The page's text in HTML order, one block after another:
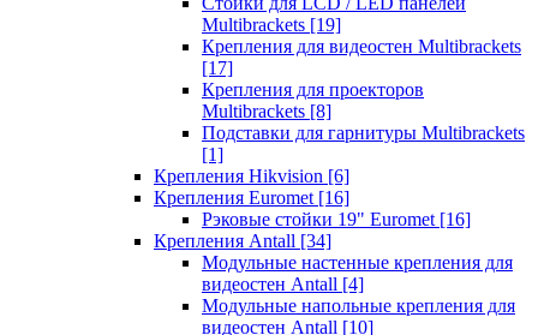
Multibrackets [19]
Крепления для видеостен Multibrackets
[17]
Крепления для проекторов
Multibrackets [8]
Подставки для гарнитуры Multibrackets
[1]
Крепления Hikvision [6]
Крепления Euromet [16]
Рэковые стойки 19" Euromet [16]
Крепления Antall [34]
Модульные настенные крепления для
видеостен Antall [4]
Модульные напольные крепления для
видеостен Antall [10]